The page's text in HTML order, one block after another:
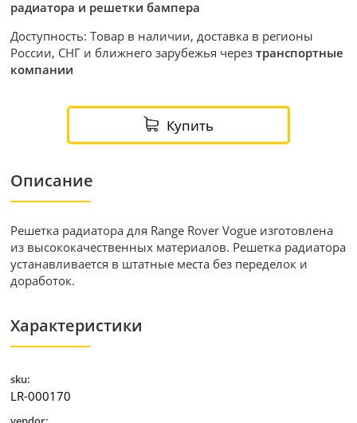
радиатора и решетки бампера
Доступность: Товар в наличии, доставка в регионы
России, СНГ и ближнего зарубежья черезтранспортные
компании
Купить
Описание
Решетка радиатора для Range Rover Vogue изготовлена
из высококачественных материалов. Решетка радиатора
устанавливается в штатные места без переделок и
доработок.
Характеристики
sku:
LR-000170